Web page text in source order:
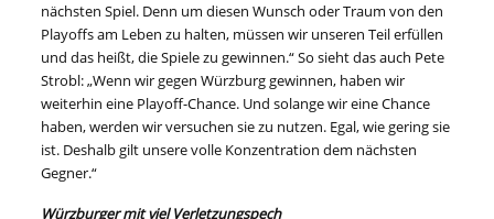
nächsten Spiel. Denn um diesen Wunsch oder Traum von den
Playoffs am Leben zu halten, müssen wir unseren Teil erfüllen
und das heißt, die Spiele zu gewinnen.“ So sieht das auch Pete
Strobl: „Wenn wir gegen Würzburg gewinnen, haben wir
weiterhin eine Playoff-Chance. Und solange wir eine Chance
haben, werden wir versuchen sie zu nutzen. Egal, wie gering sie
ist. Deshalb gilt unsere volle Konzentration dem nächsten
Gegner.“
Würzburger mit viel Verletzungspech